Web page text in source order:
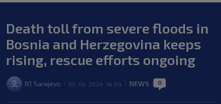
Death toll from severe floods in
Bosnia and Herzegovina keeps
rising, rescue efforts ongoing
N1 Sarajevo 05. lis. 2024. 14:04 NEWS 0